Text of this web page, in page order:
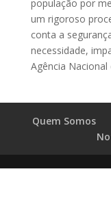
população por
um rigoroso
conta a
necessidade,
Agência Nacional
Quem Somos